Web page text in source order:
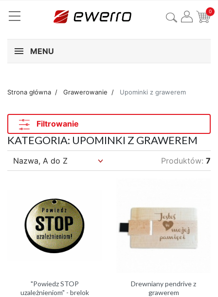
0
MENU
Strona główna Grawerowanie Upominki z grawerem
Filtrowanie
KATEGORIA: UPOMINKI Z GRAWEREM
Produktów: 7
"Powiedz STOP
uzależnieniom" - brelok
Drewniany pendrive z
grawerem